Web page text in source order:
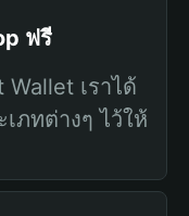
ฟรี
เราได้
ภทต่างๆ ไว้ให้